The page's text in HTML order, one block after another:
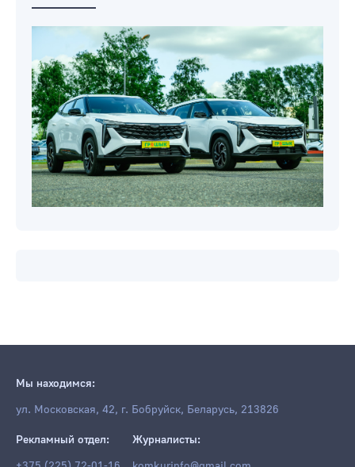
Мы находимся:
ул. Московская, 42, г. Бобруйск, Беларусь, 213826
Рекламный отдел:
Журналисты: